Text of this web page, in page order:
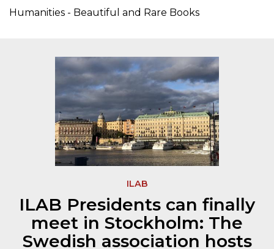
Humanities - Beautiful and Rare Books
ILAB
ILAB Presidents can finally
meet in Stockholm: The
Swedish association hosts